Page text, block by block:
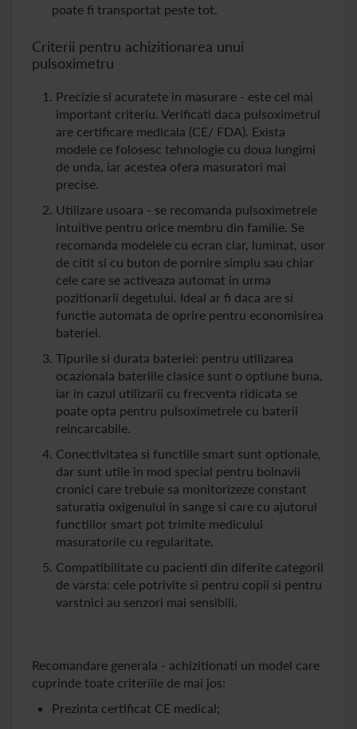
poate fi transportat peste tot.
Criterii pentru achizitionarea unui
pulsoximetru
Precizie si acuratete in masurare - este cel mai
important criteriu. Verificati daca pulsoximetrul
are certificare medicala (CE/ FDA). Exista
modele ce folosesc tehnologie cu doua lungimi
de unda, iar acestea ofera masuratori mai
precise.
Utilizare usoara - se recomanda pulsoximetrele
intuitive pentru orice membru din familie. Se
recomanda modelele cu ecran clar, luminat, usor
de citit si cu buton de pornire simplu sau chiar
cele care se activeaza automat in urma
pozitionarii degetului. Ideal ar fi daca are si
functie automata de oprire pentru economisirea
bateriei.
Tipurile si durata bateriei: pentru utilizarea
ocazionala bateriile clasice sunt o optiune buna,
iar in cazul utilizarii cu frecventa ridicata se
poate opta pentru pulsoximetrele cu baterii
reincarcabile.
Conectivitatea si functiile smart sunt optionale,
dar sunt utile in mod special pentru bolnavii
cronici care trebuie sa monitorizeze constant
saturatia oxigenului in sange si care cu ajutorul
functiilor smart pot trimite medicului
masuratorile cu regularitate.
Compatibilitate cu pacienti din diferite categorii
de varsta: cele potrivite si pentru copii si pentru
varstnici au senzori mai sensibili.
Recomandare generala - achizitionati un model care
cuprinde toate criteriile de mai jos:
Prezinta certificat CE medical;